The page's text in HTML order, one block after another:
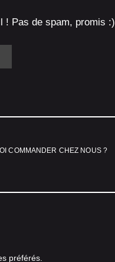
! Pas de spam, promis :)
COMMANDER CHEZ NOUS ?
préférés.